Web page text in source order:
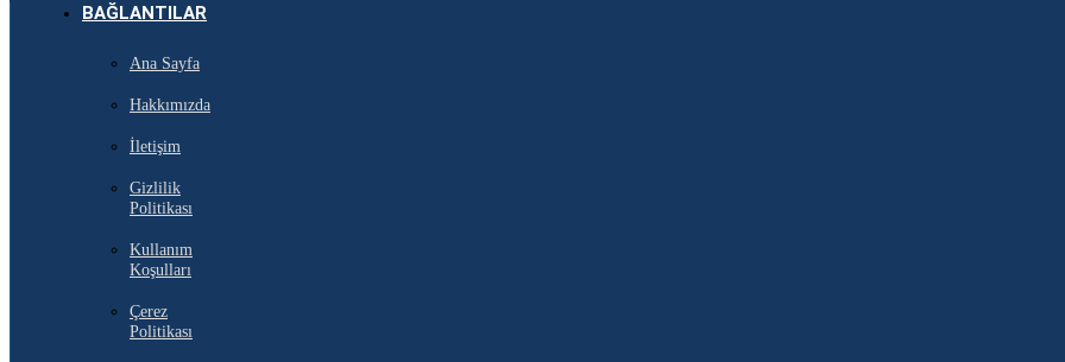
BAĞLANTILAR
Ana Sayfa
Hakkımızda
İletişim
Gizlilik
Politikası
Kullanım
Koşulları
Çerez
Politikası